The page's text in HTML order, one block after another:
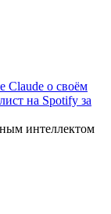
Claude о своём
на Spotify за
интеллектом